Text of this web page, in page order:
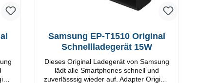
Samsung EP-T1510 Original
Schnellladegerät 15W
Dieses Original Ladegerät von Samsung
lädt alle Smartphones schnell und
zuverlässsig wieder auf. Adapter Original